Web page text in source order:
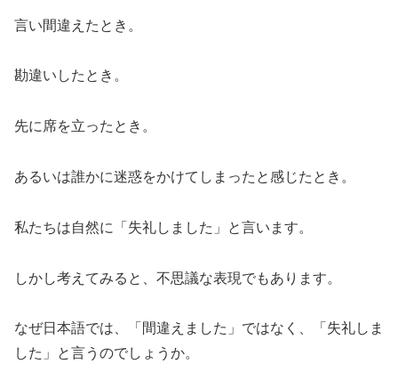
言い間違えたとき。
勘違いしたとき。
先に席を立ったとき。
あるいは誰かに迷惑をかけてしまったと感じたとき。
私たちは自然に「失礼しました」と言います。
しかし考えてみると、不思議な表現でもあります。
なぜ日本語では、「間違えました」ではなく、「失礼しま
した」と言うのでしょうか。